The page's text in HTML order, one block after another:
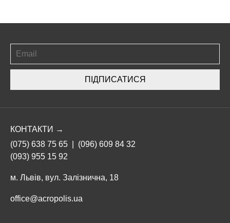
ПІДПИСАТИСЯ
КОНТАКТИ →
(075) 638 75 65
(096) 609 84 32
(093) 955 15 92
м. Львів, вул. Залізнична, 18
office@acropolis.ua